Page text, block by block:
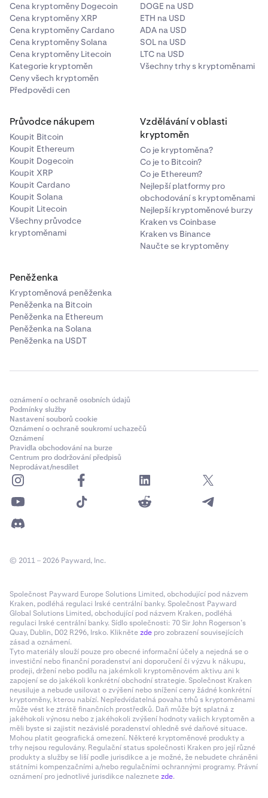
Cena kryptoměny Dogecoin
Cena kryptoměny XRP
Cena kryptoměny Cardano
Cena kryptoměny Solana
Cena kryptoměny Litecoin
Kategorie kryptoměn
Ceny všech kryptoměn
Předpovědi cen
DOGE na USD
ETH na USD
ADA na USD
SOL na USD
LTC na USD
Všechny trhy s kryptoměnami
Průvodce nákupem
Koupit Bitcoin
Koupit Ethereum
Koupit Dogecoin
Koupit XRP
Koupit Cardano
Koupit Solana
Koupit Litecoin
Všechny průvodce
kryptoměnami
Vzdělávání v oblasti
kryptoměn
Co je kryptoměna?
Co je to Bitcoin?
Co je Ethereum?
Nejlepší platformy pro
obchodování s kryptoměnami
Nejlepší kryptoměnové burzy
Kraken vs Coinbase
Kraken vs Binance
Naučte se kryptoměny
Peněženka
Kryptoměnová peněženka
Peněženka na Bitcoin
Peněženka na Ethereum
Peněženka na Solana
Peněženka na USDT
oznámení o ochraně osobních údajů
Podmínky služby
Nastavení souborů cookie
Oznámení o ochraně soukromí uchazečů
Oznámení
Pravidla obchodování na burze
Centrum pro dodržování předpisů
Neprodávat/nesdílet
© 2011 – 2026 Payward, Inc.
Společnost Payward Europe Solutions Limited, obchodující pod názvem
Kraken, podléhá regulaci Irské centrální banky. Společnost Payward
Global Solutions Limited, obchodující pod názvem Kraken, podléhá
regulaci Irské centrální banky. Sídlo společnosti: 70 Sir John Rogerson’s
Quay, Dublin, D02 R296, Irsko. Kliknětezde pro zobrazení souvisejících
zásad a oznámení.
Tyto materiály slouží pouze pro obecné informační účely a nejedná se o
investiční nebo finanční poradenství ani doporučení či výzvu k nákupu,
prodeji, držení nebo podílu na jakémkoli kryptoměnovém aktivu ani k
zapojení se do jakékoli konkrétní obchodní strategie. Společnost Kraken
neusiluje a nebude usilovat o zvýšení nebo snížení ceny žádné konkrétní
kryptoměny, kterou nabízí. Nepředvídatelná povaha trhů s kryptoměnami
může vést ke ztrátě finančních prostředků. Daň může být splatná z
jakéhokoli výnosu nebo z jakéhokoli zvýšení hodnoty vašich kryptoměn a
měli byste si zajistit nezávislé poradenství ohledně své daňové situace.
Mohou platit geografická omezení. Některé kryptoměnové produkty a
trhy nejsou regulovány. Regulační status společnosti Kraken pro její různé
produkty a služby se liší podle jurisdikce a je možné, že nebudete chráněni
státními kompenzačními a/nebo regulačními ochrannými programy. Právní
oznámení pro jednotlivé jurisdikce naleznetezde.